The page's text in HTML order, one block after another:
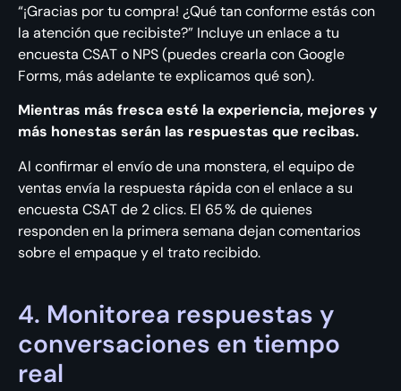
“¡Gracias por tu compra! ¿Qué tan conforme estás con
la atención que recibiste?” Incluye un enlace a tu
encuesta CSAT o NPS (puedes crearla con Google
Forms, más adelante te explicamos qué son).
Mientras más fresca esté la experiencia, mejores y
más honestas serán las respuestas que recibas.
Al confirmar el envío de una monstera, el equipo de
ventas envía la respuesta rápida con el enlace a su
encuesta CSAT de 2 clics. El 65 % de quienes
responden en la primera semana dejan comentarios
sobre el empaque y el trato recibido.
4. Monitorea respuestas y
conversaciones en tiempo
real